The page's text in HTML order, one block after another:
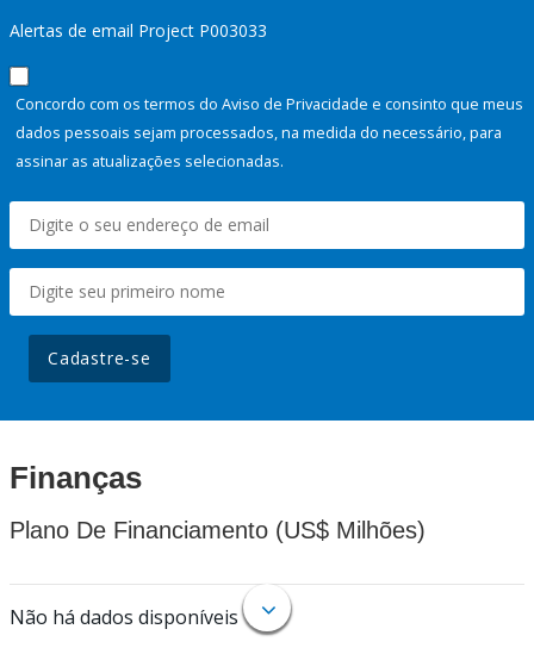
Alertas de email Project P003033
Concordo com os termos do Aviso de Privacidade e consinto que meus
dados pessoais sejam processados, na medida do necessário, para
assinar as atualizações selecionadas.
Cadastre-se
Finanças
Plano De Financiamento (US$ Milhões)
Não há dados disponíveis